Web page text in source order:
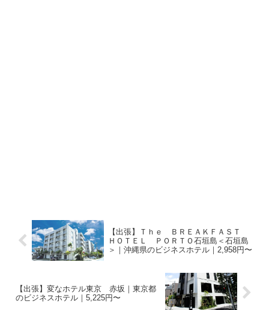
【出張】Ｔｈｅ ＢＲＥＡＫＦＡＳＴ
ＨＯＴＥＬ ＰＯＲＴＯ石垣島＜石垣島
＞｜沖縄県のビジネスホテル｜2,958円〜
【出張】変なホテル東京 赤坂｜東京都
のビジネスホテル｜5,225円〜